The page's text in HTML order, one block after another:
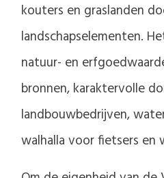
kouters en graslanden
landschapselementen.
natuur- en
bronnen, karaktervolle
landbouwbedrijven,
walhalla voor fietsers en